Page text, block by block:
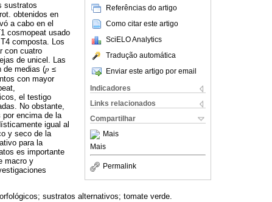
Referências do artigo
Como citar este artigo
SciELO Analytics
Tradução automática
Enviar este artigo por email
Indicadores
Links relacionados
Compartilhar
Mais
Mais
Permalink
sustratos
obtenidos en
a cabo en el
cosmopeat usado
composta. Los
con cuatro
de unicel. Las
de medias (𝑝 ≤
con mayor
el testigo
No obstante,
encima de la
igual al
y seco de la
para la
es importante
macro y
sustratos alternativos; tomate verde.